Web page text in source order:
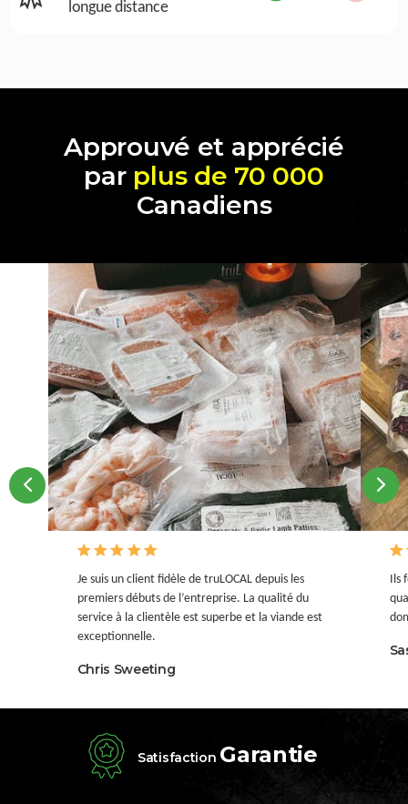
longue distance
Approuvé et apprécié
par plus de 70 000
Canadiens
Je suis un client fidèle de truLOCAL depuis les
premiers débuts de l’entreprise. La qualité du
service à la clientèle est superbe et la viande est
exceptionnelle.
Chris Sweeting
Ils
Satisfaction Garantie